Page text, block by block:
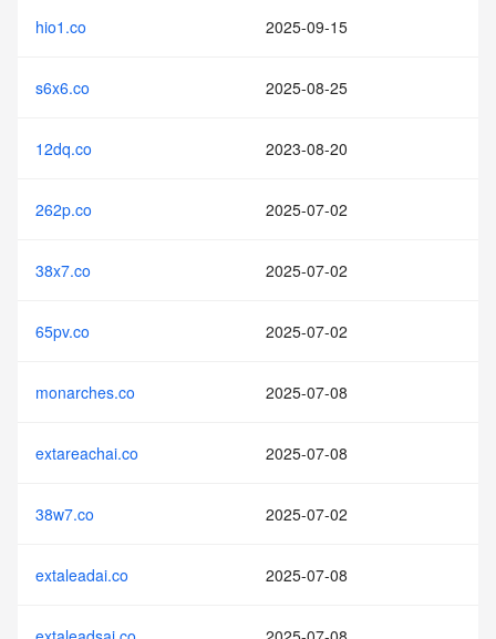
hio1.co 2025-09-15
s6x6.co 2025-08-25
12dq.co 2023-08-20
262p.co 2025-07-02
38x7.co 2025-07-02
65pv.co 2025-07-02
monarches.co 2025-07-08
extareachai.co 2025-07-08
38w7.co 2025-07-02
extaleadai.co 2025-07-08